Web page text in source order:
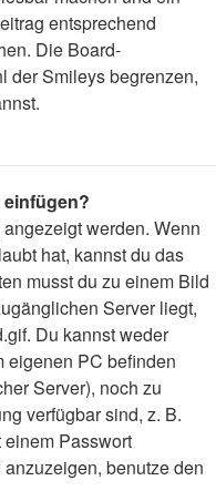
entsprechend
Die Board-
der Smileys begrenzen,
werden. Wenn
hat, kannst du das
musst du zu einem Bild
Server liegt,
Du kannst weder
eigenen PC befinden
Server), noch zu
verfügbar sind, z. B.
Passwort
benutze den